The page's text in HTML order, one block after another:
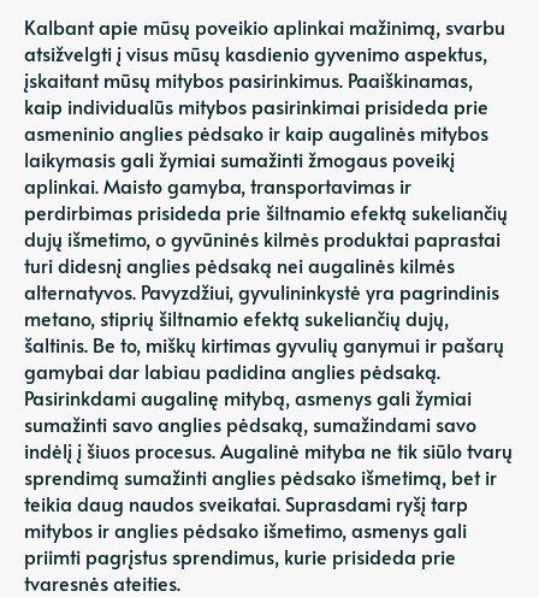
Kalbant apie mūsų poveikio aplinkai mažinimą, svarbu
atsižvelgti į visus mūsų kasdienio gyvenimo aspektus,
įskaitant mūsų mitybos pasirinkimus. Paaiškinamas,
kaip individualūs mitybos pasirinkimai prisideda prie
asmeninio anglies pėdsako ir kaip augalinės mitybos
laikymasis gali žymiai sumažinti žmogaus poveikį
aplinkai. Maisto gamyba, transportavimas ir
perdirbimas prisideda prie šiltnamio efektą sukeliančių
dujų išmetimo, o gyvūninės kilmės produktai paprastai
turi didesnį anglies pėdsaką nei augalinės kilmės
alternatyvos. Pavyzdžiui, gyvulininkystė yra pagrindinis
metano, stiprių šiltnamio efektą sukeliančių dujų,
šaltinis. Be to, miškų kirtimas gyvulių ganymui ir pašarų
gamybai dar labiau padidina anglies pėdsaką.
Pasirinkdami augalinę mitybą, asmenys gali žymiai
sumažinti savo anglies pėdsaką, sumažindami savo
indėlį į šiuos procesus. Augalinė mityba ne tik siūlo tvarų
sprendimą sumažinti anglies pėdsako išmetimą, bet ir
teikia daug naudos sveikatai. Suprasdami ryšį tarp
mitybos ir anglies pėdsako išmetimo, asmenys gali
priimti pagrįstus sprendimus, kurie prisideda prie
tvaresnės ateities.